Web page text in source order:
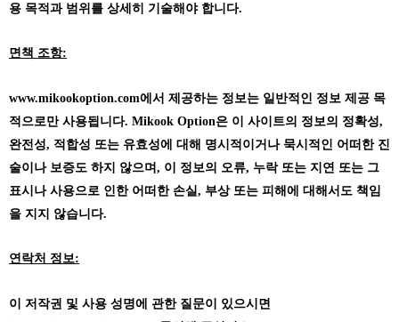
용 목적과 범위를 상세히 기술해야 합니다.
면책 조항:
www.mikookoption.com에서 제공하는 정보는 일반적인 정보 제공 목
적으로만 사용됩니다. Mikook Option은 이 사이트의 정보의 정확성,
완전성, 적합성 또는 유효성에 대해 명시적이거나 묵시적인 어떠한 진
술이나 보증도 하지 않으며, 이 정보의 오류, 누락 또는 지연 또는 그
표시나 사용으로 인한 어떠한 손실, 부상 또는 피해에 대해서도 책임
을 지지 않습니다.
연락처 정보:
이 저작권 및 사용 성명에 관한 질문이 있으시면